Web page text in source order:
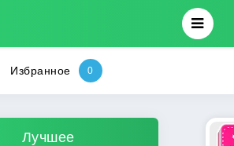
Избранное
Лучшее